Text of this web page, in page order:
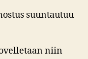
suuntautuu
niin